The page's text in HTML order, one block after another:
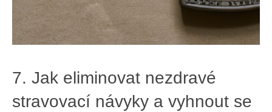
7. ⁢Jak eliminovat nezdravé
stravovací návyky ‍a vyhnout se